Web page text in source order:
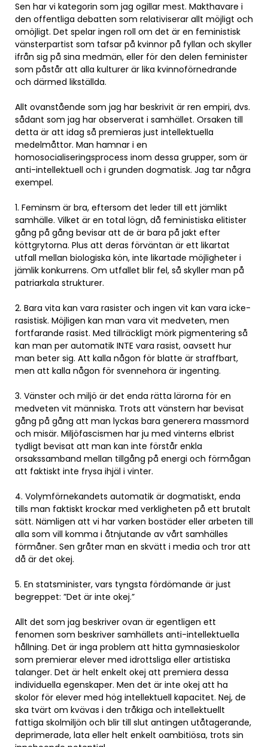
Sen har vi kategorin som jag ogillar mest. Makthavare i
den offentliga debatten som relativiserar allt möjligt och
omöjligt. Det spelar ingen roll om det är en feministisk
vänsterpartist som tafsar på kvinnor på fyllan och skyller
ifrån sig på sina medmän, eller för den delen feminister
som påstår att alla kulturer är lika kvinnoförnedrande
och därmed likställda.
Allt ovanstående som jag har beskrivit är ren empiri, dvs.
sådant som jag har observerat i samhället. Orsaken till
detta är att idag så premieras just intellektuella
medelmåttor. Man hamnar i en
homosocialiseringsprocess inom dessa grupper, som är
anti-intellektuell och i grunden dogmatisk. Jag tar några
exempel.
1. Feminsm är bra, eftersom det leder till ett jämlikt
samhälle. Vilket är en total lögn, då feministiska elitister
gång på gång bevisar att de är bara på jakt efter
köttgrytorna. Plus att deras förväntan är ett likartat
utfall mellan biologiska kön, inte likartade möjligheter i
jämlik konkurrens. Om utfallet blir fel, så skyller man på
patriarkala strukturer.
2. Bara vita kan vara rasister och ingen vit kan vara icke-
rasistisk. Möjligen kan man vara vit medveten, men
fortfarande rasist. Med tillräckligt mörk pigmentering så
kan man per automatik INTE vara rasist, oavsett hur
man beter sig. Att kalla någon för blatte är straffbart,
men att kalla någon för svennehora är ingenting.
3. Vänster och miljö är det enda rätta lärorna för en
medveten vit människa. Trots att vänstern har bevisat
gång på gång att man lyckas bara generera massmord
och misär. Miljöfascismen har ju med vinterns elbrist
tydligt bevisat att man kan inte förstår enkla
orsakssamband mellan tillgång på energi och förmågan
att faktiskt inte frysa ihjäl i vinter.
4. Volymförnekandets automatik är dogmatiskt, enda
tills man faktiskt krockar med verkligheten på ett brutalt
sätt. Nämligen att vi har varken bostäder eller arbeten till
alla som vill komma i åtnjutande av vårt samhälles
förmåner. Sen gråter man en skvätt i media och tror att
då är det okej.
5. En statsminister, vars tyngsta fördömande är just
begreppet: ”Det är inte okej.”
Allt det som jag beskriver ovan är egentligen ett
fenomen som beskriver samhällets anti-intellektuella
hållning. Det är inga problem att hitta gymnasieskolor
som premierar elever med idrottsliga eller artistiska
talanger. Det är helt enkelt okej att premiera dessa
individuella egenskaper. Men det är inte okej att ha
skolor för elever med hög intellektuell kapacitet. Nej, de
ska tvärt om kvävas i den tråkiga och intellektuellt
fattiga skolmiljön och blir till slut antingen utåtagerande,
deprimerade, lata eller helt enkelt oambitiösa, trots sin